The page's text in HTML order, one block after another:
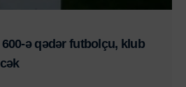
ə qədər futbolçu, klub